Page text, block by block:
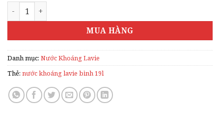
NƯỚC KHOÁNG LAVIE BÌNH 19L số lượng
MUA HÀNG
Danh mục: Nước Khoáng Lavie
Thẻ: nước khoáng lavie bình 19l